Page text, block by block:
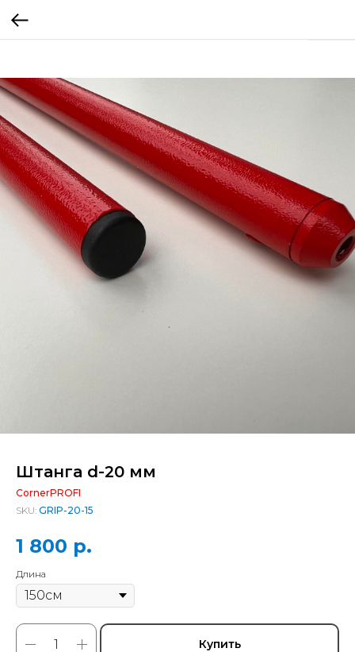
Штанга d-20 мм
CornerPROFI
SKU: GRIP-20-15
1 800 р.
Длина
Купить